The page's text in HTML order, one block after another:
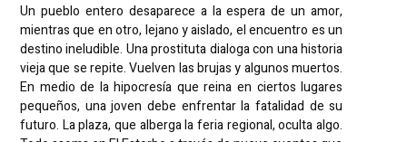
Un pueblo entero desaparece a la espera de un amor,
mientras que en otro, lejano y aislado, el encuentro es un
destino ineludible. Una prostituta dialoga con una historia
vieja que se repite. Vuelven las brujas y algunos muertos.
En medio de la hipocresía que reina en ciertos lugares
pequeños, una joven debe enfrentar la fatalidad de su
futuro. La plaza, que alberga la feria regional, oculta algo.